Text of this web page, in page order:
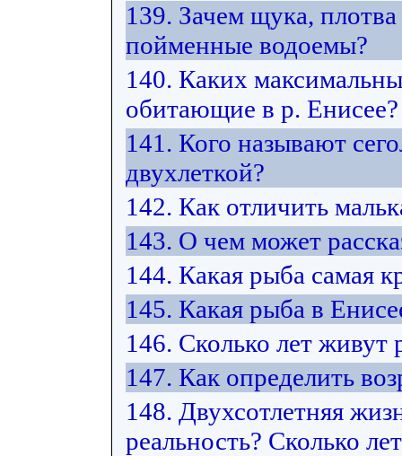
139. Зачем щука,
пойменные водоемы?
140. Каких
обитающие в р. Енисее?
141. Кого называют
двухлеткой?
142. Как отличить
143. О чем может
144. Какая рыба самая
145. Какая рыба в
146. Сколько лет живут
147. Как определить
148. Двухсотлетняя
реальность? Сколько